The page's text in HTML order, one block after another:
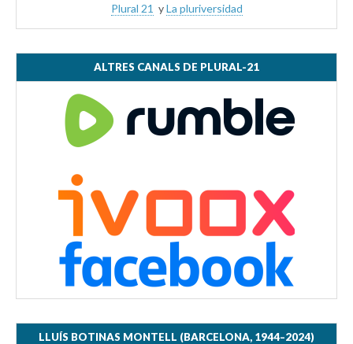
Plural 21 yLa pluriversidad
ALTRES CANALS DE PLURAL-21
LLUÍS BOTINAS MONTELL (BARCELONA, 1944–2024)